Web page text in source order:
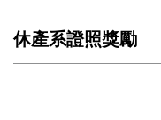
休產系證照獎勵